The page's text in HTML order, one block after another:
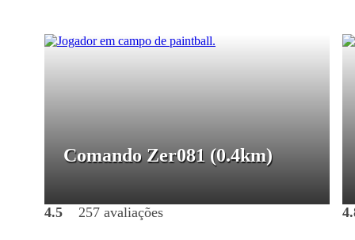
Comando Zer081 (0.4km)
4.5 257 avaliações